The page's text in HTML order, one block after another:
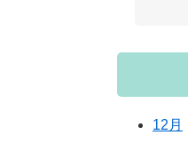
12月